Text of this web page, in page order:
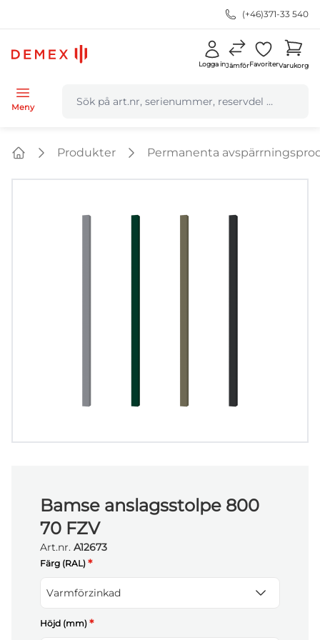
(+46)371-33 540
Logga inJämförFavoriterVarukorg
Meny
Produkter Permanenta
Bamse anslagsstolpe 800
70 FZV
Art.nr. A12673
Färg (RAL) *
Varmförzinkad
Höjd (mm) *